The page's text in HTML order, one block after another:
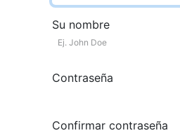
Su nombre
Contraseña
Confirmar contraseña